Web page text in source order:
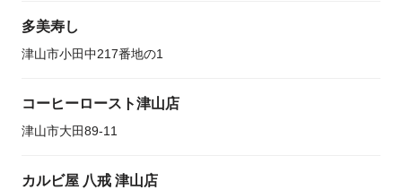
多美寿し
津山市小田中217番地の1
コーヒーロースト津山店
津山市大田89-11
カルビ屋 八戒 津山店